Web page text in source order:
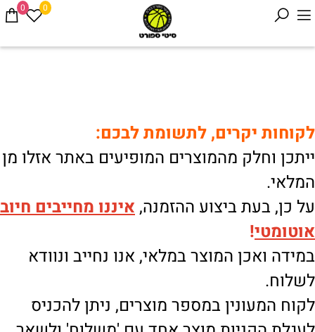
0 0
לקוחות יקרים, לתשומת לבכם:
ייתכן וחלק מהמוצרים המופיעים באתר אזלו מן
המלאי.
על כן, בעת ביצוע ההזמנה, איננו מחייבים חיוב
אוטומטי!
במידה ואכן המוצר במלאי, אנו נחייב ונוודא
לשלוח.
לקוח המעונין במספר מוצרים, ניתן להכניס